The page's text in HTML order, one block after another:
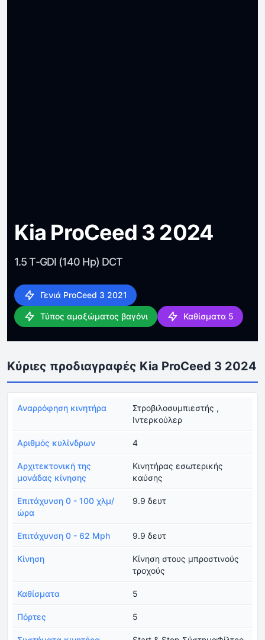
Kia ProCeed 3 2024
1.5 T-GDI (140 Hp) DCT
Γενιά ProCeed 3 2021
Τύπος αμαξώματος βαγόνι Καθίσματα 5
Κύριες προδιαγραφές Kia ProCeed 3 2024
Αναρρόφηση κινητήρα
Στροβιλοσυμπιεστής ,
Ιντερκούλερ
Αριθμός κυλίνδρων 4
Αρχιτεκτονική της
μονάδας κίνησης
Κινητήρας εσωτερικής
καύσης
Επιτάχυνση 0 - 100 χλμ/
ώρα
9.9 δευτ
Επιτάχυνση 0 - 62 Mph 9.9 δευτ
Κίνηση
Κίνηση στους μπροστινούς
τροχούς
Καθίσματα 5
Πόρτες 5